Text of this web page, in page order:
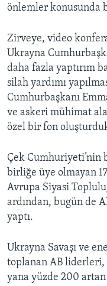
önlemler konusunda
Zirveye, video
Ukrayna
daha fazla yaptırım
silah yardımı
Cumhurbaşkanı
ve askeri mühimat
özel bir fon
Çek Cumhuriyeti’nin
birliğe üye olmayan
Avrupa Siyasi
ardından, bugün de
yaptı.
Ukrayna Savaşı ve
toplanan AB liderleri,
yana yüzde 200